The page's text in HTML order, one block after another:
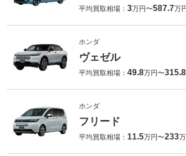
平均買取相場： 3万円〜587.7万
ホンダ
ヴェゼル
平均買取相場： 49.8万円〜315.8
ホンダ
フリード
平均買取相場： 11.5万円〜233